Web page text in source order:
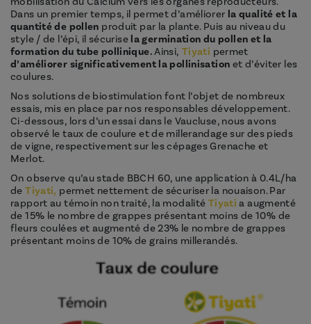
Dans un premier temps, il permet d’améliorer la qualité et la
quantité de pollen produit par la plante. Puis au niveau du
style / de l’épi, il sécurisela germination du pollen et la
formation du tube pollinique.Ainsi, Tiyati permet
d’améliorer significativement la pollinisation et d’éviter les
coulures.
Nos solutions de biostimulation font l’objet de nombreux
essais, mis en place par nos responsables développement.
Ci-dessous, lors d’un essai dans le Vaucluse, nous avons
observé le taux de coulure et de millerandage sur des pieds
de vigne, respectivement sur les cépages Grenache et
Merlot.
On observe qu’au stade BBCH 60, une application à 0.4L/ha
deTiyati, permet nettement de sécuriser la nouaison. Par
rapport au témoin non traité, la modalité Tiyati a augmenté
de 15% le nombre de grappes présentant moins de 10% de
fleurs coulées et augmenté de 23% le nombre de grappes
présentant moins de 10% de grains millerandés.